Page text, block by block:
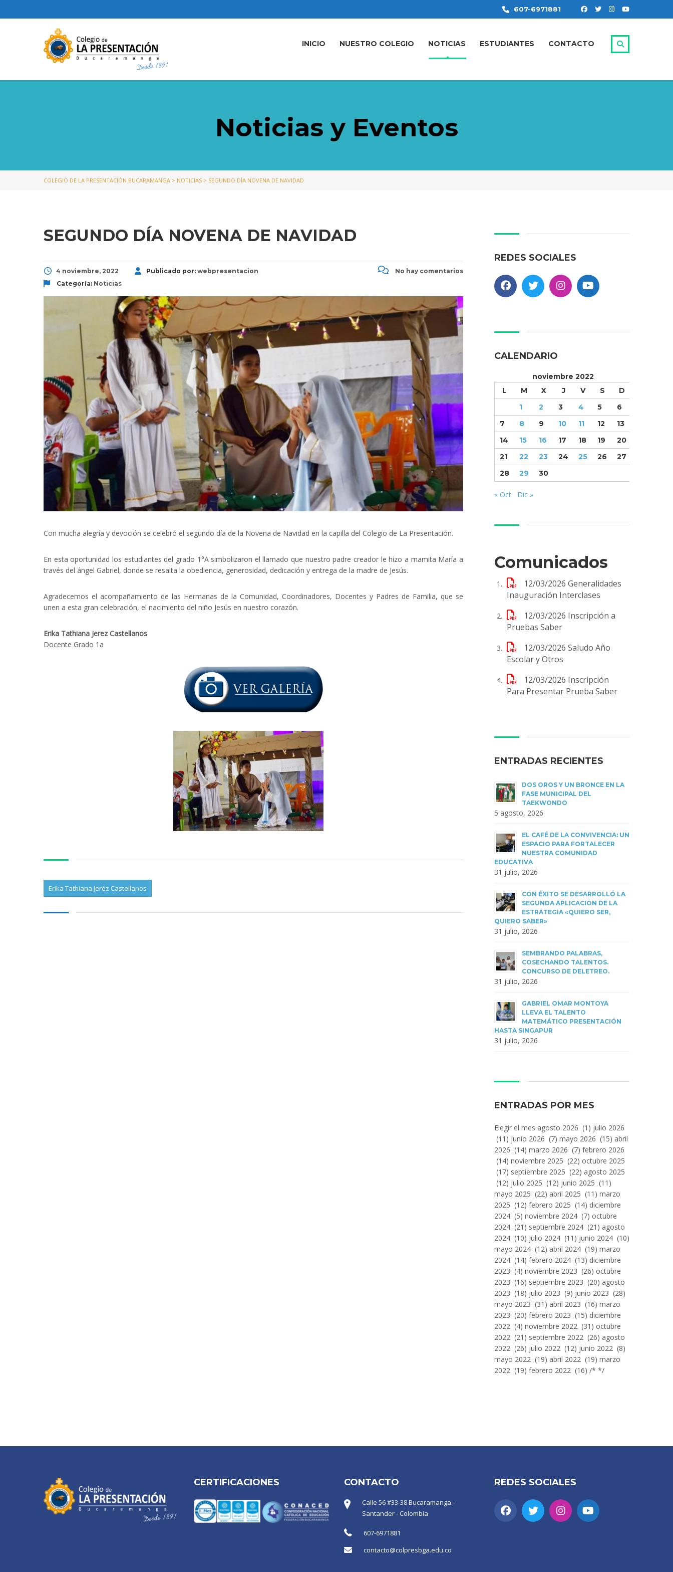
607-6971881
INICIO NUESTRO COLEGIO NOTICIAS ESTUDIANTES CONTACTO
Noticias y Eventos
COLEGIO DE LA PRESENTACIÓN BUCARAMANGA > NOTICIAS > SEGUNDO DÍA NOVENA DE NAVIDAD
SEGUNDO DÍA NOVENA DE NAVIDAD
4 noviembre, 2022 Publicado por: webpresentacion
Categoría: Noticias
No hay comentarios
Con mucha alegría y devoción se celebró el segundo día de la Novena de Navidad en la capilla del Colegio de La Presentación.
En esta oportunidad los estudiantes del grado 1°A simbolizaron el llamado que nuestro padre creador le hizo a mamita María a
través del ángel Gabriel, donde se resalta la obediencia, generosidad, dedicación y entrega de la madre de Jesús.
Agradecemos el acompañamiento de las Hermanas de la Comunidad, Coordinadores, Docentes y Padres de Familia, que se
unen a esta gran celebración, el nacimiento del niño Jesús en nuestro corazón.
Erika Tathiana Jerez Castellanos
Docente Grado 1a
Erika Tathiana Jeréz Castellanos
REDES SOCIALES
CALENDARIO
noviembre 2022
L
M X J V S
D
1
2 3 4 5
6
7
8 9 10 11 12
13
14
15 16 17 18 19
20
21
22 23 24 25 26
27
28
29 30
« Oct Dic »
Comunicados
12/03/2026 Generalidades
Inauguración Interclases
12/03/2026 Inscripción a
Pruebas Saber
12/03/2026 Saludo Año
Escolar y Otros
12/03/2026 Inscripción
Para Presentar Prueba Saber
ENTRADAS RECIENTES
DOS OROS Y UN BRONCE EN LA
FASE MUNICIPAL DEL
TAEKWONDO
5 agosto, 2026
EL CAFÉ DE LA CONVIVENCIA: UN
ESPACIO PARA FORTALECER
NUESTRA COMUNIDAD
EDUCATIVA
31 julio, 2026
CON ÉXITO SE DESARROLLÓ LA
SEGUNDA APLICACIÓN DE LA
ESTRATEGIA «QUIERO SER,
QUIERO SABER»
31 julio, 2026
SEMBRANDO PALABRAS,
COSECHANDO TALENTOS.
CONCURSO DE DELETREO.
31 julio, 2026
GABRIEL OMAR MONTOYA
LLEVA EL TALENTO
MATEMÁTICO PRESENTACIÓN
HASTA SINGAPUR
31 julio, 2026
ENTRADAS POR MES
Entradas
Por
Mes
Elegir el mes agosto 2026 (1) julio 2026
(11) junio 2026 (7) mayo 2026 (15) abril
2026 (14) marzo 2026 (7) febrero 2026
(14) noviembre 2025 (22) octubre 2025
(17) septiembre 2025 (22) agosto 2025
(12) julio 2025 (12) junio 2025 (11)
mayo 2025 (22) abril 2025 (11) marzo
2025 (12) febrero 2025 (14) diciembre
2024 (5) noviembre 2024 (7) octubre
2024 (21) septiembre 2024 (21) agosto
2024 (10) julio 2024 (11) junio 2024 (10)
mayo 2024 (12) abril 2024 (19) marzo
2024 (14) febrero 2024 (13) diciembre
2023 (4) noviembre 2023 (26) octubre
2023 (16) septiembre 2023 (20) agosto
2023 (18) julio 2023 (9) junio 2023 (28)
mayo 2023 (31) abril 2023 (16) marzo
2023 (20) febrero 2023 (15) diciembre
2022 (4) noviembre 2022 (31) octubre
2022 (21) septiembre 2022 (26) agosto
2022 (26) julio 2022 (12) junio 2022 (8)
mayo 2022 (19) abril 2022 (19) marzo
2022 (19) febrero 2022 (16) /* */
CERTIFICACIONES CONTACTO
Calle 56 #33-38 Bucaramanga -
Santander - Colombia
607-6971881
contacto@colpresbga.edu.co
REDES SOCIALES